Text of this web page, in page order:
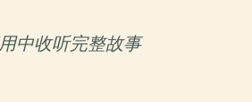
中收听完整故事